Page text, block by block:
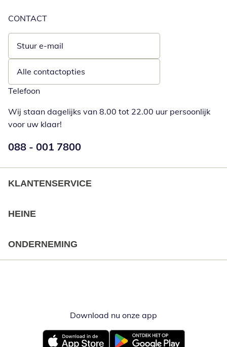
CONTACT
Stuur e-mail
Opent e-mailclient
Alle contactopties
Telefoon
Wij staan dagelijks van 8.00 tot 22.00 uur persoonlijk
voor uw klaar!
Telefoonnummer:
088 - 001 7800
KLANTENSERVICE
HEINE
ONDERNEMING
Download nu onze app